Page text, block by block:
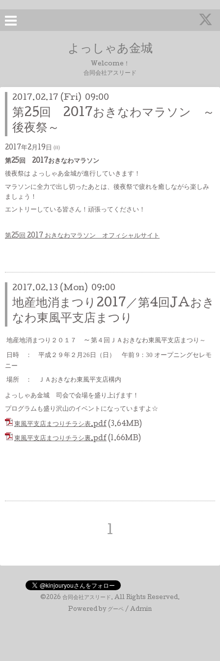
よっしゃあ金城
Welcome！
合同会社アスリード
2017.02.17 (Fri) 09:00
第25回 2017おきなわマラソン ～
後夜祭～
2017年2月19日 ㈰
第25回 2017おきなわマラソン
後夜祭は よっしゃあ金城が進行していきます！
マラソンに全力で出し切ったあとは、後夜祭で疲れを癒しながら楽しみ
ましょう！
エントリーしている皆さん！頑張ってください！
第25回 2017 おきなわマラソン オフィシャルサイト
2017.02.13 (Mon) 09:00
地産地消まつり2017／第4回JAおき
なわ東風平支店まつり
地産地消まつり２０１７ ～ 第４回ＪＡおきなわ東風平支店まつり～
日時 ： 平成２９年２月26日（日） 午前 9：30 オープニングセレモ
ニー
場所 ： ＪＡおきなわ東風平支店構内
よっしゃあ金城 司会で会場を盛り上げます！
プログラムも盛り沢山のイベントになっていますよ☆
東風平支店まつりチラシ表.pdf (3.64MB)
東風平支店まつりチラシ裏.pdf (1.66MB)
1
©2026 合同会社アスリード . All Rights Reserved.
Powered by グーペ / Admin